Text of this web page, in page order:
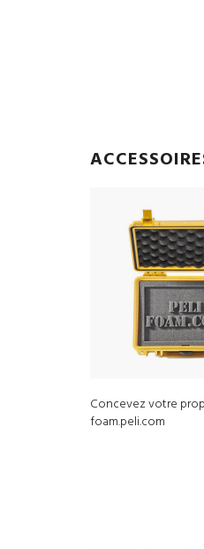
Concevez votre
foam.peli.com